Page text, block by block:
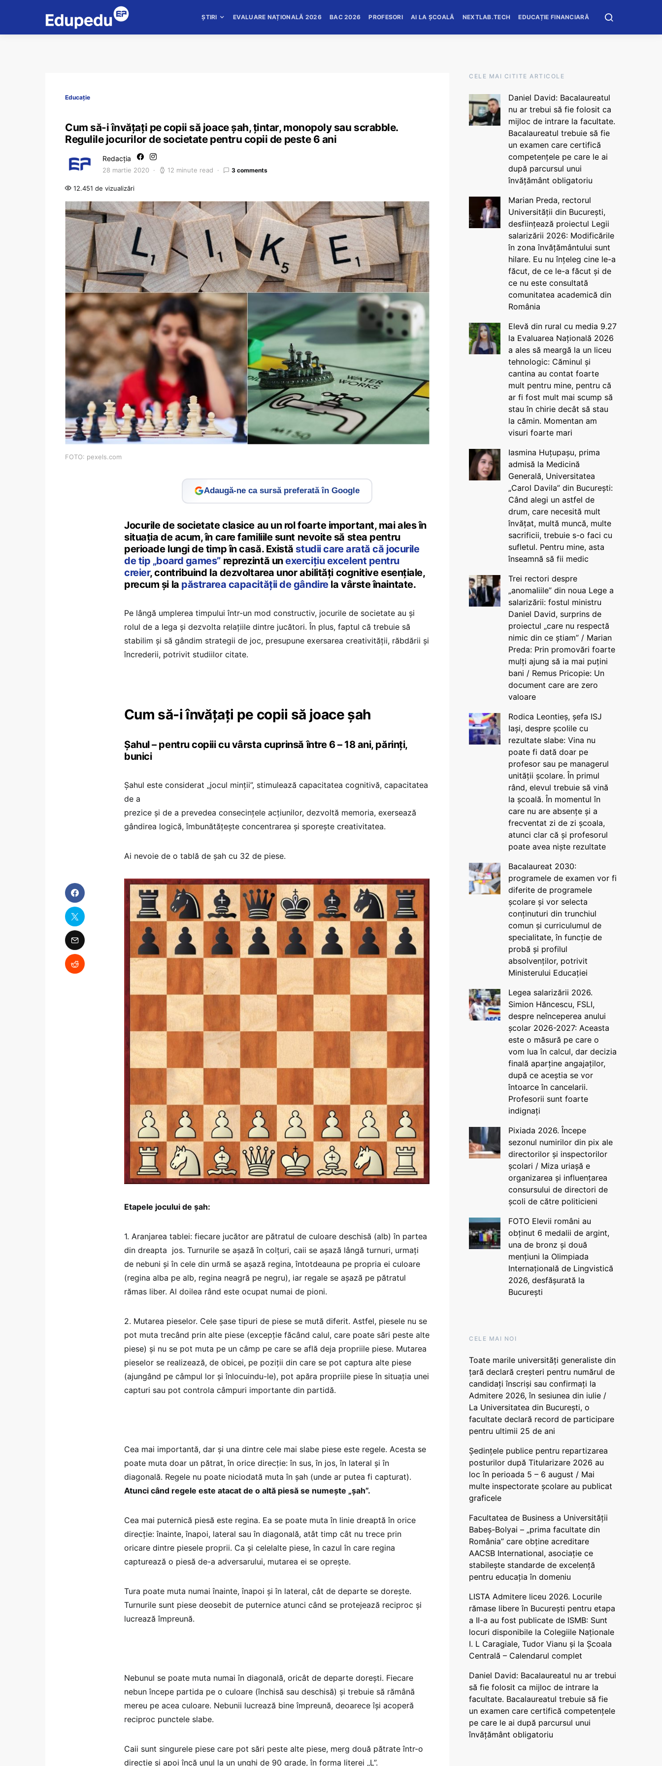
ȘTIRI EVALUARE NAȚIONALĂ 2026 BAC 2026 PROFESORI AI LA ȘCOALĂ NEXTLAB.TECH EDUCAȚIE FINANCIARĂ
Educație
Cum să-i învăţaţi pe copii să joace şah, ţintar, monopoly sau scrabble.
Regulile jocurilor de societate pentru copii de peste 6 ani
Redacția
28 martie 2020 12 minute read 3 comments
12.451 de vizualizări
FOTO: pexels.com
Adaugă-ne ca sursă preferată în Google
Jocurile de societate clasice au un rol foarte important, mai ales în
situaţia de acum, în care familiile sunt nevoite să stea pentru
perioade lungi de timp în casă. Există studii care arată că jocurile
de tip „board games” reprezintă unexercițiu excelent pentru
creier, contribuind la dezvoltarea unor abilități cognitive esențiale,
precum şi la păstrarea capacităţii de gândirela vârste înaintate.
Pe lângă umplerea timpului într-un mod constructiv, jocurile de societate au şi
rolul de a lega şi dezvolta relaţiile dintre jucători. În plus, faptul că trebuie să
stabilim şi să gândim strategii de joc, presupune exersarea creativităţii, răbdării şi
încrederii, potrivit studiilor citate.
Cum să-i învăţaţi pe copii să joace şah
Şahul – pentru copiii cu vârsta cuprinsă între 6 – 18 ani, părinți,
bunici
Șahul este considerat „jocul minții”, stimulează capacitatea cognitivă, capacitatea
de a
prezice și de a prevedea consecințele acțiunilor, dezvoltă memoria, exersează
gândirea logică, îmbunătățește concentrarea și sporește creativitatea.
Ai nevoie de o tablă de șah cu 32 de piese.
Etapele jocului de șah:
1. Aranjarea tablei: fiecare jucător are pătratul de culoare deschisă (alb) în partea
din dreapta jos. Turnurile se așază în colțuri, caii se așază lângă turnuri, urmați
de nebuni și în cele din urmă se așază regina, întotdeauna pe propria ei culoare
(regina alba pe alb, regina neagră pe negru), iar regale se așază pe pătratul
rămas liber. Al doilea rând este ocupat numai de pioni.
2. Mutarea pieselor. Cele șase tipuri de piese se mută diferit. Astfel, piesele nu se
pot muta trecând prin alte piese (excepție făcând calul, care poate sări peste alte
piese) și nu se pot muta pe un câmp pe care se află deja propriile piese. Mutarea
pieselor se realizează, de obicei, pe poziții din care se pot captura alte piese
(ajungând pe câmpul lor și înlocuindu-le), pot apăra propriile piese în situația unei
capturi sau pot controla câmpuri importante din partidă.
Cea mai importantă, dar și una dintre cele mai slabe piese este regele. Acesta se
poate muta doar un pătrat, în orice direcție: în sus, în jos, în lateral și în
diagonală. Regele nu poate niciodată muta în șah (unde ar putea fi capturat).
Atunci când regele este atacat de o altă piesă se numește „șah”.
Cea mai puternică piesă este regina. Ea se poate muta în linie dreaptă în orice
direcție: înainte, înapoi, lateral sau în diagonală, atât timp cât nu trece prin
oricare dintre piesele proprii. Ca și celelalte piese, în cazul în care regina
capturează o piesă de-a adversarului, mutarea ei se oprește.
Tura poate muta numai înainte, înapoi și în lateral, cât de departe se dorește.
Turnurile sunt piese deosebit de puternice atunci când se protejează reciproc și
lucrează împreună.
Nebunul se poate muta numai în diagonală, oricât de departe dorești. Fiecare
nebun începe partida pe o culoare (închisă sau deschisă) și trebuie să rămână
mereu pe acea culoare. Nebunii lucrează bine împreună, deoarece își acoperă
reciproc punctele slabe.
Caii sunt singurele piese care pot sări peste alte piese, merg două pătrate într-o
direcție și apoi încă unul la un unghi de 90 grade, în forma literei „L”.
CELE MAI CITITE ARTICOLE
Daniel David: Bacalaureatul
nu ar trebui să fie folosit ca
mijloc de intrare la facultate.
Bacalaureatul trebuie să fie
un examen care certifică
competențele pe care le ai
după parcursul unui
învățământ obligatoriu
Marian Preda, rectorul
Universității din București,
desființează proiectul Legii
salarizării 2026: Modificările
în zona învățământului sunt
hilare. Eu nu înțeleg cine le-a
făcut, de ce le-a făcut și de
ce nu este consultată
comunitatea academică din
România
Elevă din rural cu media 9.27
la Evaluarea Națională 2026
a ales să meargă la un liceu
tehnologic: Căminul și
cantina au contat foarte
mult pentru mine, pentru că
ar fi fost mult mai scump să
stau în chirie decât să stau
la cămin. Momentan am
visuri foarte mari
Iasmina Huțupașu, prima
admisă la Medicină
Generală, Universitatea
„Carol Davila” din București:
Când alegi un astfel de
drum, care necesită mult
învățat, multă muncă, multe
sacrificii, trebuie s-o faci cu
sufletul. Pentru mine, asta
înseamnă să fii medic
Trei rectori despre
„anomaliile” din noua Lege a
salarizării: fostul ministru
Daniel David, surprins de
proiectul „care nu respectă
nimic din ce știam” / Marian
Preda: Prin promovări foarte
mulți ajung să ia mai puțini
bani / Remus Pricopie: Un
document care are zero
valoare
Rodica Leontieș, șefa ISJ
Iași, despre școlile cu
rezultate slabe: Vina nu
poate fi dată doar pe
profesor sau pe managerul
unității școlare. În primul
rând, elevul trebuie să vină
la școală. În momentul în
care nu are absențe și a
frecventat zi de zi școala,
atunci clar că și profesorul
poate avea niște rezultate
Bacalaureat 2030:
programele de examen vor fi
diferite de programele
școlare și vor selecta
conținuturi din trunchiul
comun și curriculumul de
specialitate, în funcție de
probă și profilul
absolvenților, potrivit
Ministerului Educației
Legea salarizării 2026.
Simion Hăncescu, FSLI,
despre neînceperea anului
școlar 2026-2027: Aceasta
este o măsură pe care o
vom lua în calcul, dar decizia
finală aparține angajaților,
după ce aceștia se vor
întoarce în cancelarii.
Profesorii sunt foarte
indignați
Pixiada 2026. Începe
sezonul numirilor din pix ale
directorilor și inspectorilor
școlari / Miza uriașă e
organizarea și influențarea
consursului de directori de
școli de către politicieni
FOTO Elevii români au
obținut 6 medalii de argint,
una de bronz și două
mențiuni la Olimpiada
Internațională de Lingvistică
2026, desfășurată la
București
CELE MAI NOI
Toate marile universități generaliste din
țară declară creșteri pentru numărul de
candidați înscriși sau confirmați la
Admitere 2026, în sesiunea din iulie /
La Universitatea din București, o
facultate declară record de participare
pentru ultimii 25 de ani
Ședințele publice pentru repartizarea
posturilor după Titularizare 2026 au
loc în perioada 5 – 6 august / Mai
multe inspectorate școlare au publicat
graficele
Facultatea de Business a Universității
Babeș-Bolyai – „prima facultate din
România” care obține acreditare
AACSB International, asociație ce
stabilește standarde de excelență
pentru educația în domeniu
LISTA Admitere liceu 2026. Locurile
rămase libere în București pentru etapa
a II-a au fost publicate de ISMB: Sunt
locuri disponibile la Colegiile Naționale
I. L Caragiale, Tudor Vianu și la Școala
Centrală – Calendarul complet
Daniel David: Bacalaureatul nu ar trebui
să fie folosit ca mijloc de intrare la
facultate. Bacalaureatul trebuie să fie
un examen care certifică competențele
pe care le ai după parcursul unui
învățământ obligatoriu